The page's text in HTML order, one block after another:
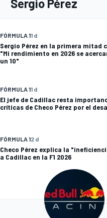
Sergio Pérez
FÓRMULA 11 d
Sergio Pérez en la primera mitad
"Mi rendimiento en 2026 se
un 10"
FÓRMULA 11 d
El jefe de Cadillac resta
críticas de Checo Pérez por el
FÓRMULA 12 d
Checo Pérez explica la
a Cadillac en la F1 2026